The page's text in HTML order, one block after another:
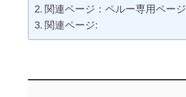
関連ページ：ペルー専用ページ
関連ページ: